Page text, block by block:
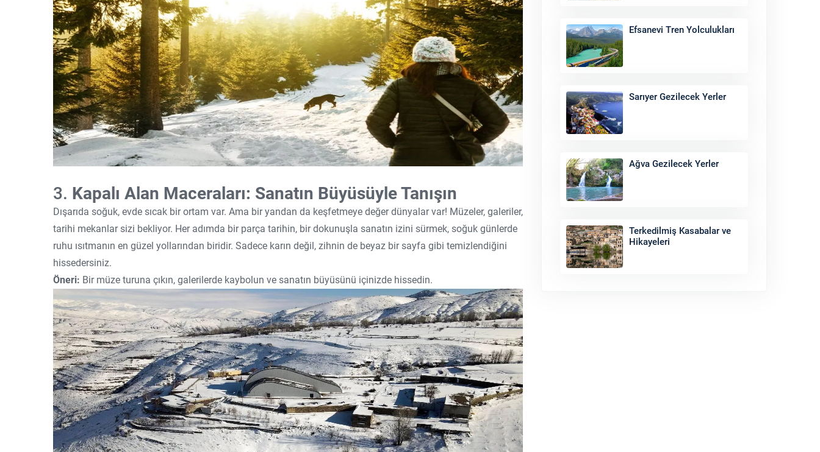
3. Kapalı Alan Maceraları: Sanatın Büyüsüyle Tanışın
Dışarıda soğuk, evde sıcak bir ortam var. Ama bir yandan da keşfetmeye değer dünyalar var! Müzeler, galeriler,
tarihi mekanlar sizi bekliyor. Her adımda bir parça tarihin, bir dokunuşla sanatın izini sürmek, soğuk günlerde
ruhu ısıtmanın en güzel yollarından biridir. Sadece karın değil, zihnin de beyaz bir sayfa gibi temizlendiğini
hissedersiniz.
Öneri: Bir müze turuna çıkın, galerilerde kaybolun ve sanatın büyüsünü içinizde hissedin.
Efsanevi Tren Yolculukları
Sarıyer Gezilecek Yerler
Ağva Gezilecek Yerler
Terkedilmiş Kasabalar ve
Hikayeleri